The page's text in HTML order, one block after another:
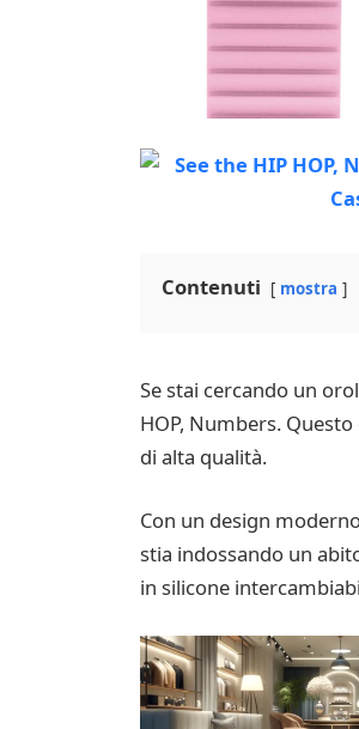
Contenuti mostra
Se stai cercando un
HOP, Numbers.
di alta qualità.
Con un design
stia indossando un
in silicone